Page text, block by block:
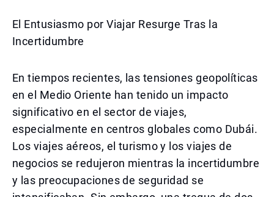
El Entusiasmo por Viajar Resurge Tras la
Incertidumbre
En tiempos recientes, las tensiones geopolíticas
en el Medio Oriente han tenido un impacto
significativo en el sector de viajes,
especialmente en centros globales como Dubái.
Los viajes aéreos, el turismo y los viajes de
negocios se redujeron mientras la incertidumbre
y las preocupaciones de seguridad se